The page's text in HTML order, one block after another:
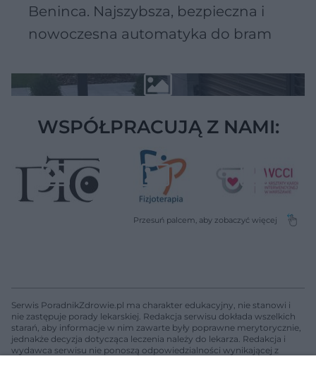
Beninca. Najszybsza, bezpieczna i
nowoczesna automatyka do bram
WSPÓŁPRACUJĄ Z NAMI:
Serwis PoradnikZdrowie.pl ma charakter edukacyjny, nie stanowi i
nie zastępuje porady lekarskiej. Redakcja serwisu dokłada wszelkich
starań, aby informacje w nim zawarte były poprawne merytorycznie,
jednakże decyzja dotycząca leczenia należy do lekarza. Redakcja i
wydawca serwisu nie ponoszą odpowiedzialności wynikającej z